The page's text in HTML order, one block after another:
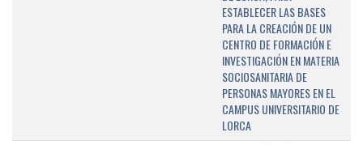
ESTABLECER LAS BASES
PARA LA CREACIÓN DE UN
CENTRO DE FORMACIÓN E
INVESTIGACIÓN EN MATERIA
SOCIOSANITARIA DE
PERSONAS MAYORES EN EL
CAMPUS UNIVERSITARIO DE
LORCA